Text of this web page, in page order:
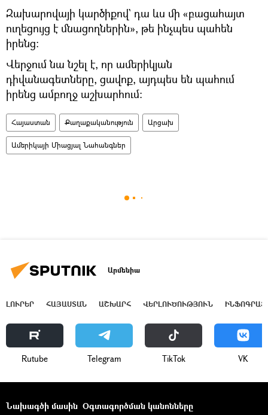
Զախարովայի կարծիքով` դա ևս մի «բացահայտ
ուղեցույց է մնացողներին», թե ինչպես պահեն
իրենց։
Վերջում նա նշել է, որ ամերիկյան
դիվանագետները, ցավոք, այդպես են պահում
իրենց ամբողջ աշխարհում։
Հայաստան Քաղաքականություն Արցախ
Ամերիկայի Միացյալ Նահանգներ
Արմենիա
ԼՈՒՐԵՐ ՀԱՅԱՍՏԱՆ ԱՇԽԱՐՀ ՎԵՐԼՈՒԾՈՒԹՅՈՒՆ
Rutube Telegram ТikТоk VK
Նախագծի մասին Օգտագործման կանոնները